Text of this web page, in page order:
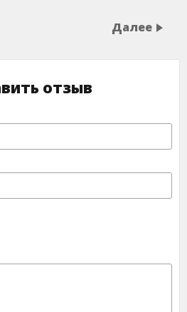
Далее
отзыв